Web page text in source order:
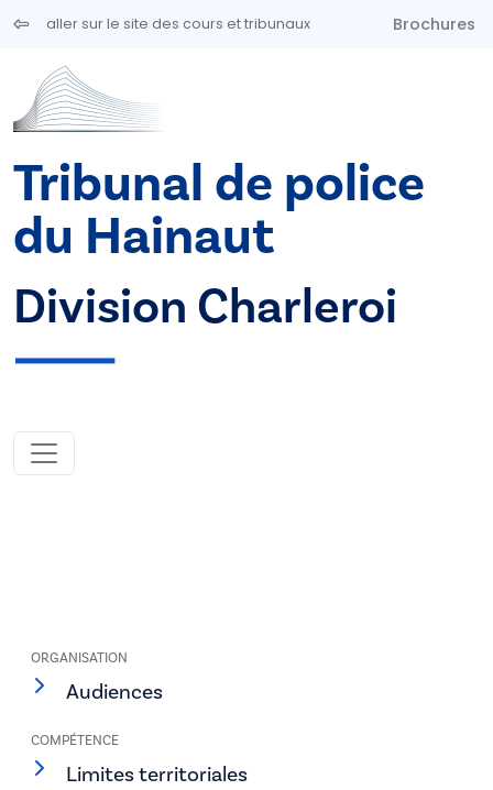
Aller au contenu principal
aller sur le site des cours et tribunaux Brochures
Tribunal de police
du Hainaut
Division Charleroi
ORGANISATION
Audiences
COMPÉTENCE
Limites territoriales